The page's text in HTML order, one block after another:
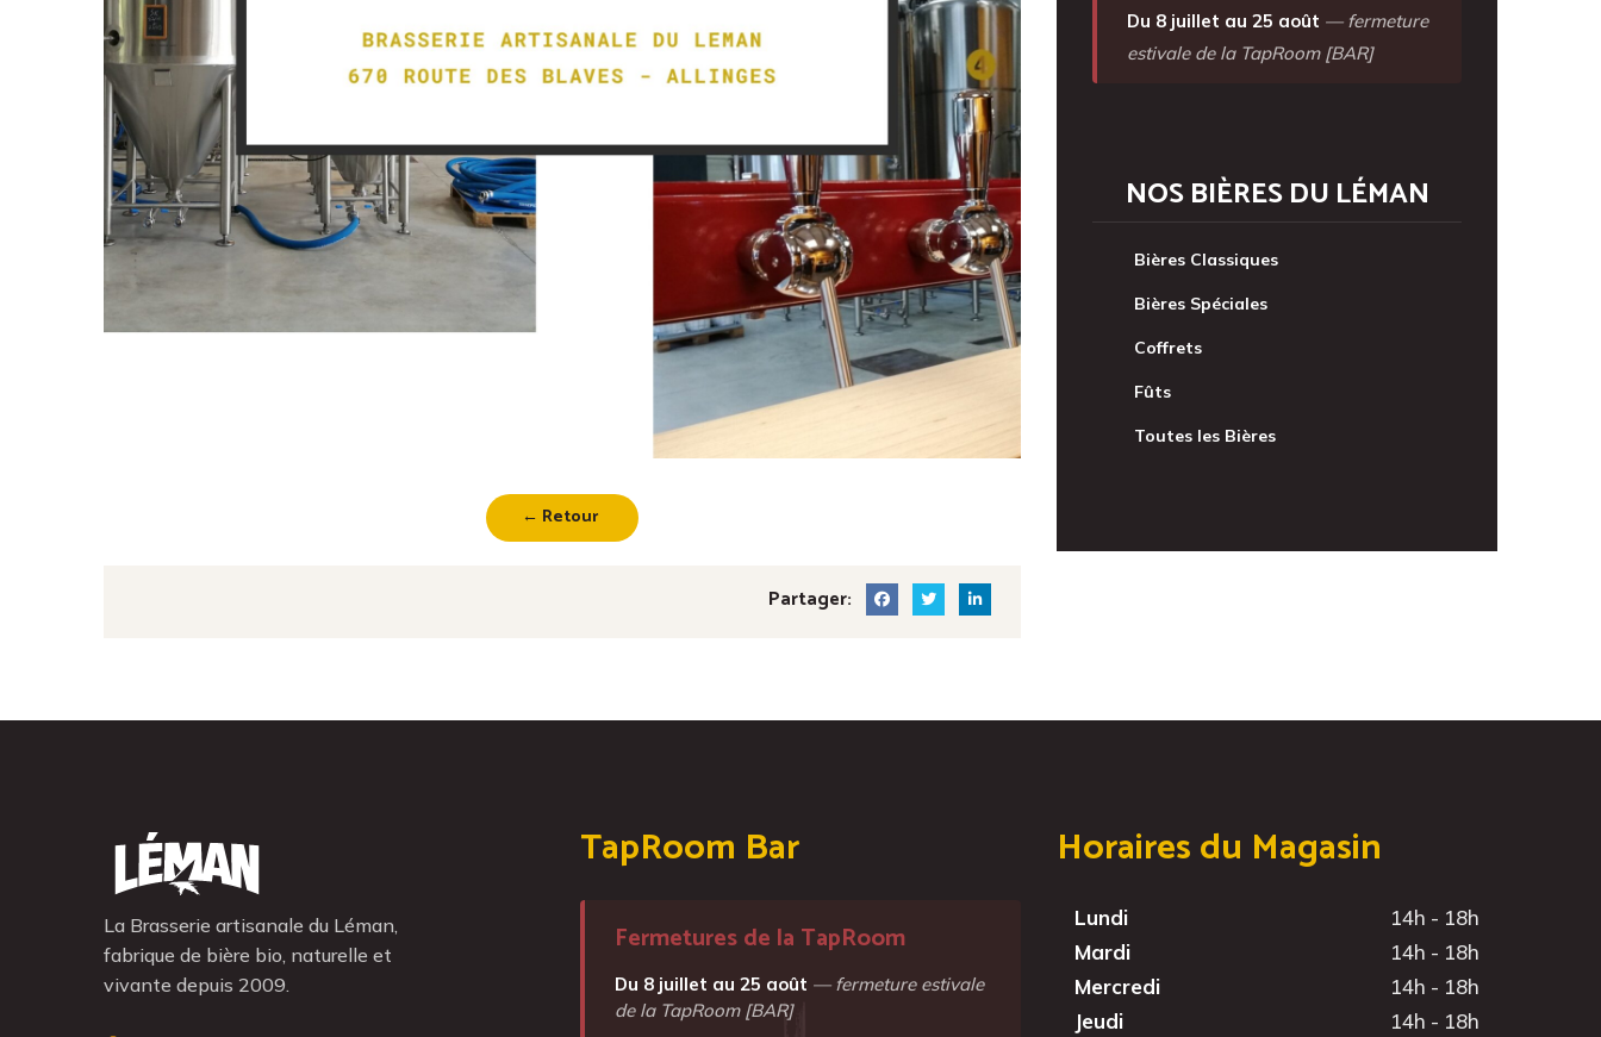
← Retour
Partager:
Du 8 juillet au 25 août — fermeture
estivale de la TapRoom [BAR]
NOS BIÈRES DU LÉMAN
Bières Classiques
Bières Spéciales
Coffrets
Fûts
Toutes les Bières
La Brasserie artisanale du Léman,
fabrique de bière bio, naturelle et
vivante depuis 2009.
TapRoom Bar
Fermetures de la TapRoom
Du 8 juillet au 25 août — fermeture estivale
de la TapRoom [BAR]
Horaires du Magasin
Lundi
14h - 18h
Mardi
14h - 18h
Mercredi
14h - 18h
Jeudi
14h - 18h